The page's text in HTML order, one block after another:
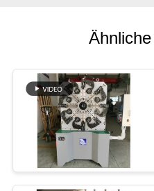
PRIVACY
POLICY